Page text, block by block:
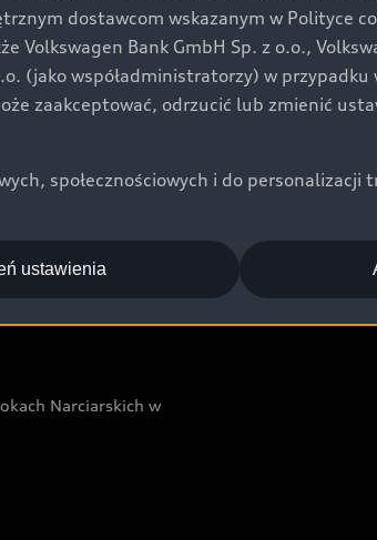
w Warszawie
Narciarskich w
dostawcom wskazanym w Polityce
Volkswagen Bank GmbH Sp. z o.o.,
(jako współadministratorzy) w przypadku
zaakceptować, odrzucić lub zmienić
społecznościowych i do personalizacji
ustawienia